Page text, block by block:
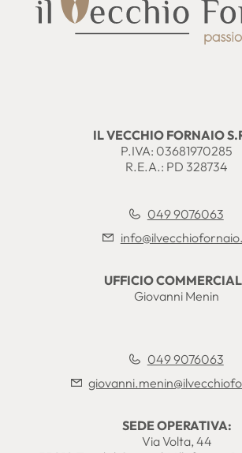
IL VECCHIO FORNAIO
P.IVA: 03681970285
R.E.A.: PD 328734
049 9076063
UFFICIO
Giovanni Menin
049 9076063
SEDE OPERATIVA:
Via Volta, 44